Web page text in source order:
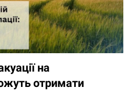
на
отримати